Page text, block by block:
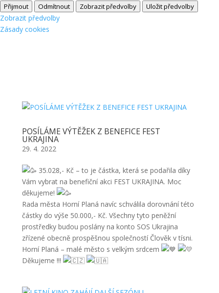
Přijmout Odmítnout Zobrazit předvolby Uložit předvolby
Zobrazit předvolby
Zásady cookies
POSÍLÁME VÝTĚŽEK Z BENEFICE FEST
UKRAJINA
29. 4. 2022
35.028,- Kč – to je částka, která se podařila díky
Vám vybrat na benefiční akci FEST UKRAJINA. Moc
děkujeme!
Rada města Horní Planá navíc schválila dorovnání této
částky do výše 50.000,- Kč. Všechny tyto peněžní
prostředky budou poslány na konto SOS Ukrajina
zřízené obecně prospěšnou společností Člověk v tísni.
Horní Planá – malé město s velkým srdcem
Děkujeme !!!